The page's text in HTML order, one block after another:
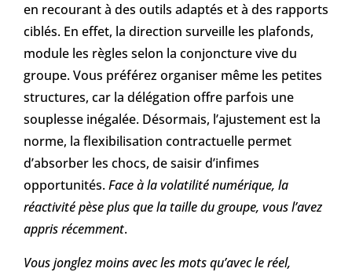
en recourant à des outils adaptés et à des rapports
ciblés. En effet, la direction surveille les plafonds,
module les règles selon la conjoncture vive du
groupe. Vous préférez organiser même les petites
structures, car la délégation offre parfois une
souplesse inégalée. Désormais, l’ajustement est la
norme, la flexibilisation contractuelle permet
d’absorber les chocs, de saisir d’infimes
opportunités.Face à la volatilité numérique, la
réactivité pèse plus que la taille du groupe, vous l’avez
appris récemment.
Vous jonglez moins avec les mots qu’avec le réel,